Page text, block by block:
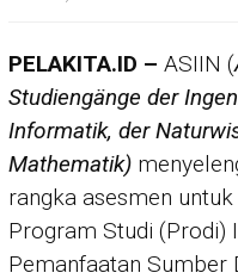
PELAKITA.ID – ASIIN (
Studiengänge der
Informatik, der
Mathematik)
rangka asesmen
Program Studi (Prodi)
Pemanfaatan Sumber